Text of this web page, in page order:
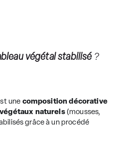
végétal stabilisé ?
une composition décorative
naturels(mousses,
grâce à un procédé